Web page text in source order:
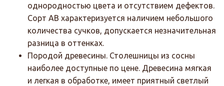
однородностью цвета и отсутствием дефектов.
Сорт АВ характеризуется наличием небольшого
количества сучков, допускается незначительная
разница в оттенках.
Породой древесины. Столешницы из сосны
наиболее доступные по цене. Древесина мягкая
и легкая в обработке, имеет приятный светлый